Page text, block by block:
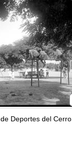
Deportes del Cerro.